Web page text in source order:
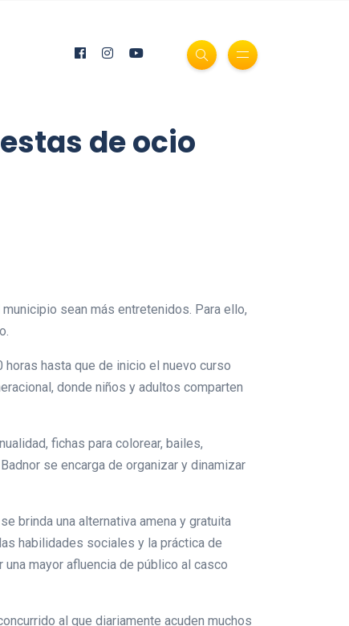
de ocio
sean más entretenidos. Para ello,
hasta que de inicio el nuevo curso
donde niños y adultos comparten
fichas para colorear, bailes,
se encarga de organizar y dinamizar
brinda una alternativa amena y gratuita
habilidades sociales y la práctica de
mayor afluencia de público al casco
al que diariamente acuden muchos